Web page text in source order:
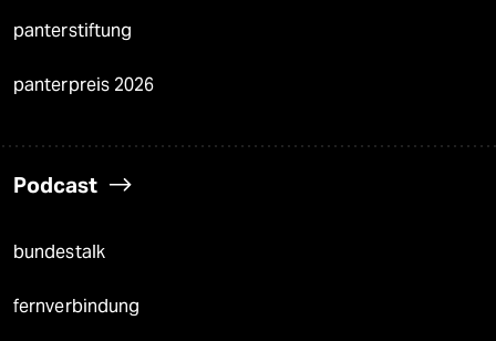
panterstiftung
panterpreis 2026
Podcast
bundestalk
fernverbindung